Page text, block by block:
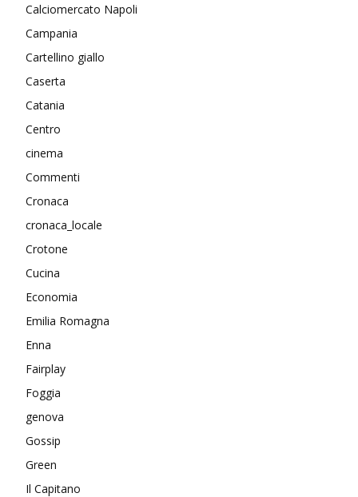
Calciomercato Napoli
Campania
Cartellino giallo
Caserta
Catania
Centro
cinema
Commenti
Cronaca
cronaca_locale
Crotone
Cucina
Economia
Emilia Romagna
Enna
Fairplay
Foggia
genova
Gossip
Green
Il Capitano